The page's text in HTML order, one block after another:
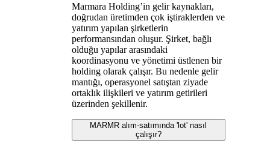
Marmara Holding’in gelir kaynakları,
doğrudan üretimden çok iştiraklerden ve
yatırım yapılan şirketlerin
performansından oluşur. Şirket, bağlı
olduğu yapılar arasındaki
koordinasyonu ve yönetimi üstlenen bir
holding olarak çalışır. Bu nedenle gelir
mantığı, operasyonel satıştan ziyade
ortaklık ilişkileri ve yatırım getirileri
üzerinden şekillenir.
MARMR alım-satımında 'lot' nasıl
çalışır?